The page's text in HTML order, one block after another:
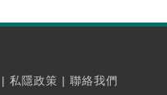
| 私隱政策 | 聯絡我們